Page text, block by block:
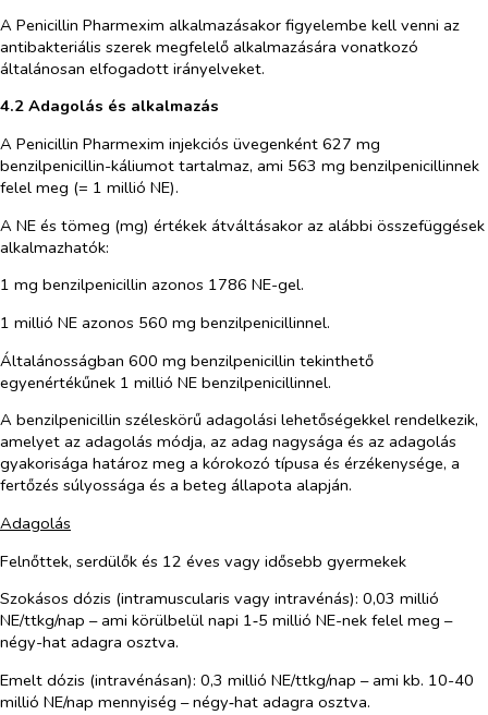
A Penicillin Pharmexim alkalmazásakor figyelembe kell venni az
antibakteriális szerek megfelelő alkalmazására vonatkozó
általánosan elfogadott irányelveket.
4.2 Adagolás és alkalmazás
A Penicillin Pharmexim injekciós üvegenként 627 mg
benzilpenicillin-káliumot tartalmaz, ami 563 mg benzilpenicillinnek
felel meg (= 1 millió NE).
A NE és tömeg (mg) értékek átváltásakor az alábbi összefüggések
alkalmazhatók:
1 mg benzilpenicillin azonos 1786 NE-gel.
1 millió NE azonos 560 mg benzilpenicillinnel.
Általánosságban 600 mg benzilpenicillin tekinthető
egyenértékűnek 1 millió NE benzilpenicillinnel.
A benzilpenicillin széleskörű adagolási lehetőségekkel rendelkezik,
amelyet az adagolás módja, az adag nagysága és az adagolás
gyakorisága határoz meg a kórokozó típusa és érzékenysége, a
fertőzés súlyossága és a beteg állapota alapján.
Adagolás
Felnőttek, serdülők és 12 éves vagy idősebb gyermekek
Szokásos dózis (intramuscularis vagy intravénás): 0,03 millió
NE/ttkg/nap – ami körülbelül napi 1‑5 millió NE-nek felel meg –
négy-hat adagra osztva.
Emelt dózis (intravénásan): 0,3 millió NE/ttkg/nap – ami kb. 10-40
millió NE/nap mennyiség – négy‑hat adagra osztva.